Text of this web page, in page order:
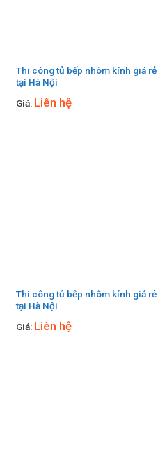
Thi công tủ bếp nhôm kính giá rẻ
tại Hà Nội
Giá: Liên hệ
Thi công tủ bếp nhôm kính giá rẻ
tại Hà Nội
Giá: Liên hệ